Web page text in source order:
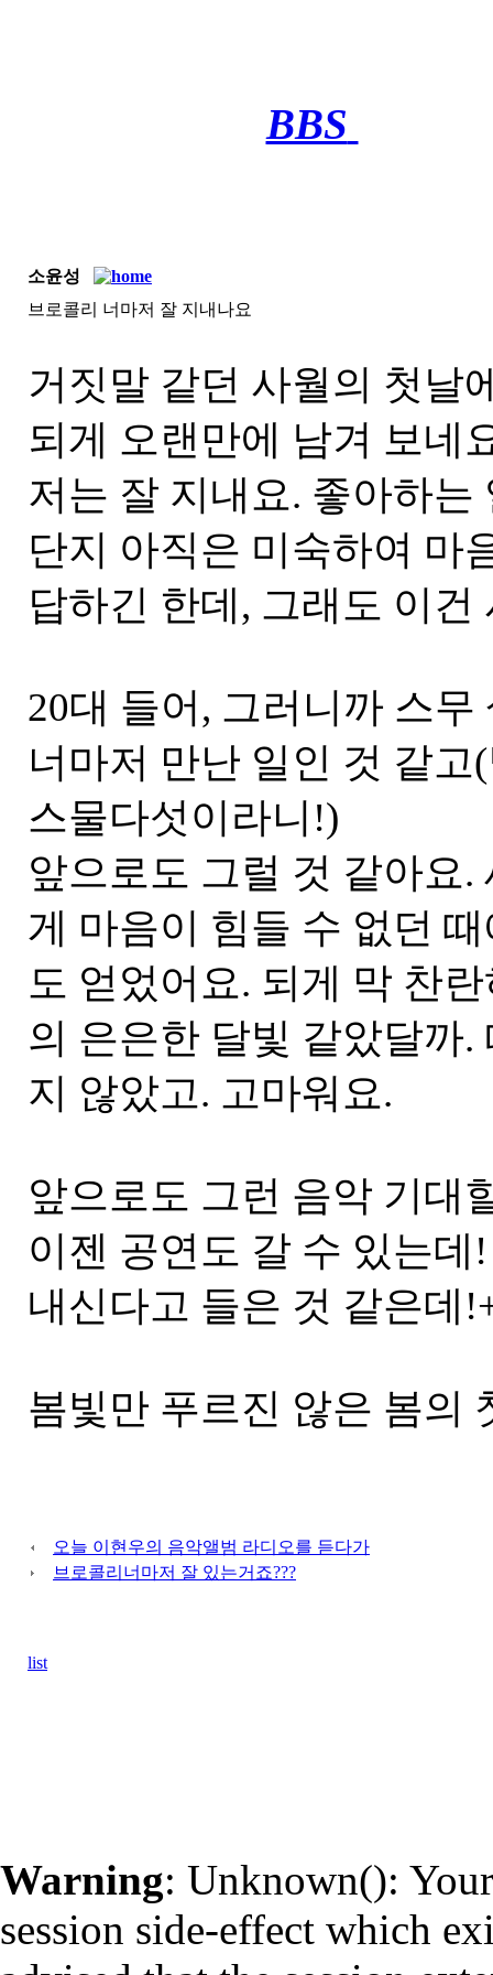
BBS
소윤성
브로콜리 너마저 잘 지내나요
거짓말 같던 사월의 첫날
되게 오랜만에 남겨 보네
저는 잘 지내요. 좋아하는
단지 아직은 미숙하여 마
답하긴 한데, 그래도 이
20대 들어, 그러니까 스
너마저 만난 일인 것 같
스물다섯이라니!)
앞으로도 그럴 것 같아요
게 마음이 힘들 수 없던
도 얻었어요. 되게 막 찬
의 은은한 달빛 같았달까
지 않았고. 고마워요.
앞으로도 그런 음악 기대
이젠 공연도 갈 수 있는
내신다고 들은 것 같은데
봄빛만 푸르진 않은 봄의
오늘 이현우의 음악앨범 라디오를 듣다가
브로콜리너마저 잘 있는거죠???
list
Warning: Unknown():
session side-effect which